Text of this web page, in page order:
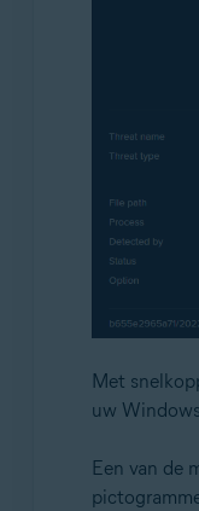
Met
uw
Een van de